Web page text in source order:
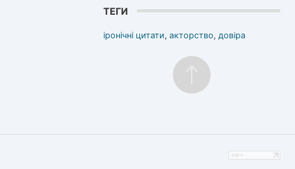
ТЕГИ
іронічні цитати, акторство, довіра